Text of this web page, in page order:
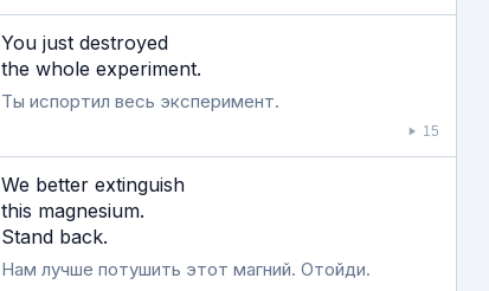
You just destroyed
the whole experiment.
Ты испортил весь эксперимент.
15
We better extinguish
this magnesium.
Stand back.
Нам лучше потушить этот магний. Отойди.